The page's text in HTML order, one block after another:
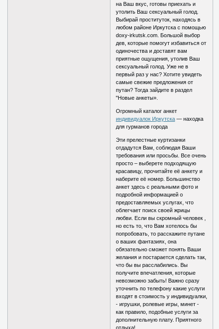
на Ваш вкус, готовы приехать и
утолить Ваш сексуальный голод.
Выбирай проституток, находясь в
любом районе Иркутска с помощью
doxy-irkutsk.com. Большой выбор
дев, которые помогут избавиться от
одиночества и доставят вам
приятные ощущения, утолив Ваш
сексуальный голод. Уже не в
первый раз у нас? Хотите увидеть
самые свежие предложения от
путан? Тогда зайдите в раздел
"Новые анкеты».
Огромный каталог анкет
индивидуалок Иркутска — находка
для гурманов города
Эти прелестные куртизанки
отдадутся Вам, соблюдая Ваши
требования или просьбы. Все очень
просто – выберете подходящую
красавицу, прочитайте её анкету и
наберите её номер. Большинство
анкет здесь с реальными фото и
подробной информацией о
предоставляемых услугах, что
облегчает поиск своей жрицы
любви. Если вы скромный человек ,
но есть то, что Вам хотелось бы
попробовать, то расскажите путане
о ваших фантазиях, она
обязательно сможет понять Ваши
желания и постарается сделать так,
что бы вы расслабились. Вы
получите впечатления, которые
невозможно забыть! Важно сразу
уточнить по телефону какие услуги
входят в стоимость у индивидуалки,
- игрушки, ролевые игры, минет -
как правило, подобные услуги за
дополнительную плату. Приятного
отдыха!